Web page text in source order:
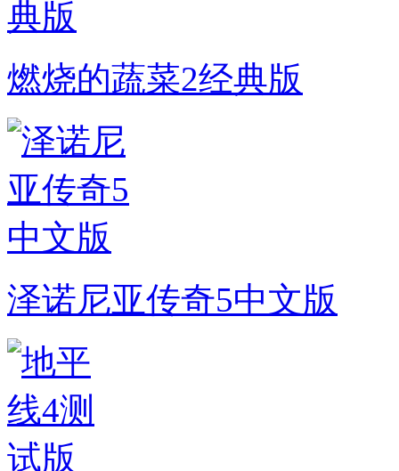
燃烧的蔬菜2经典版
泽诺尼亚传奇5中文版